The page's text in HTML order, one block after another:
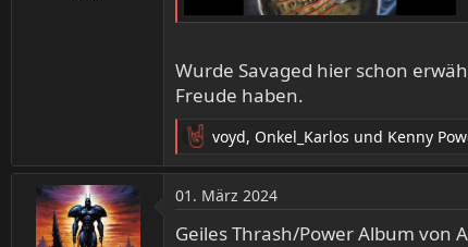
Wurde Savaged hier schon
Freude haben.
R
e
a
k
t
voyd, Onkel_Karlos und Kenny
01. März 2024
Geiles Thrash/Power Album von